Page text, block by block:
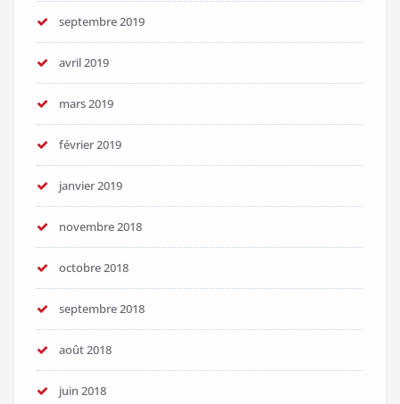
septembre 2019
avril 2019
mars 2019
février 2019
janvier 2019
novembre 2018
octobre 2018
septembre 2018
août 2018
juin 2018